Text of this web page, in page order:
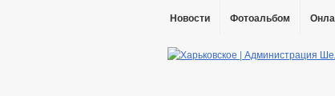
Новости Фотоальбом